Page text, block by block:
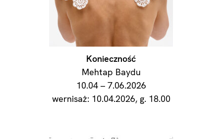
Konieczność
Mehtap Baydu
10.04 – 7.06.2026
wernisaż: 10.04.2026, g. 18.00